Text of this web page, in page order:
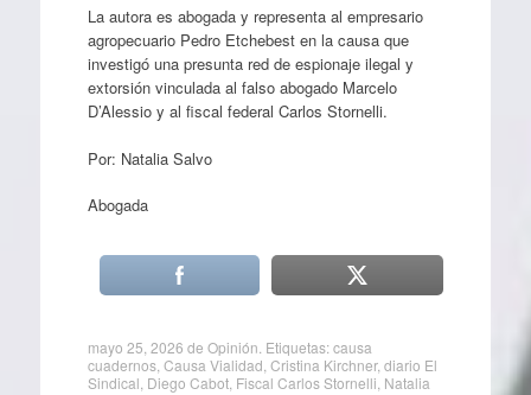
La autora es abogada y representa al empresario
agropecuario Pedro Etchebest en la causa que
investigó una presunta red de espionaje ilegal y
extorsión vinculada al falso abogado Marcelo
D’Alessio y al fiscal federal Carlos Stornelli.
Por: Natalia Salvo
Abogada
mayo 25, 2026 de Opinión . Etiquetas:causa
cuadernos, Causa Vialidad Cristina Kirchner, diario El
Sindical Diego Cabot, Fiscal Carlos Stornelli Natalia